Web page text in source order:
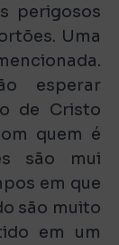
perigosos
Uma
esperar
de Cristo
quem é
são mui
em que
são muito
em um